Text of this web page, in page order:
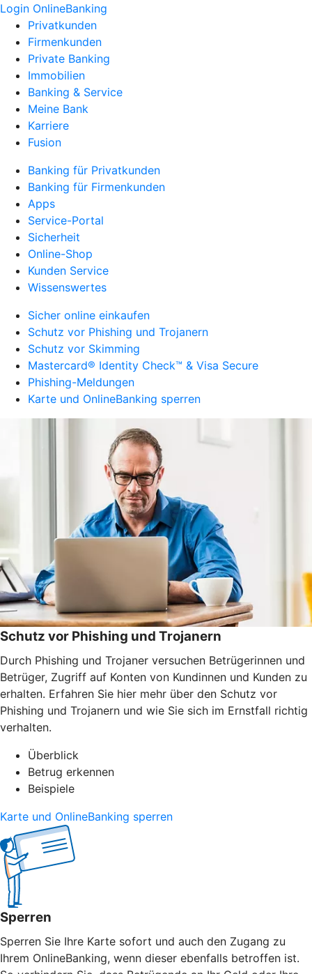
Login OnlineBanking
Privatkunden
Firmenkunden
Private Banking
Immobilien
Banking & Service
Meine Bank
Karriere
Fusion
Banking für Privatkunden
Banking für Firmenkunden
Apps
Service-Portal
Sicherheit
Online-Shop
Kunden Service
Wissenswertes
Sicher online einkaufen
Schutz vor Phishing und Trojanern
Schutz vor Skimming
Mastercard® Identity Check™ & Visa Secure
Phishing-Meldungen
Karte und OnlineBanking sperren
Schutz vor Phishing und Trojanern
Durch Phishing und Trojaner versuchen Betrügerinnen und
Betrüger, Zugriff auf Konten von Kundinnen und Kunden zu
erhalten. Erfahren Sie hier mehr über den Schutz vor
Phishing und Trojanern und wie Sie sich im Ernstfall richtig
verhalten.
Überblick
Betrug erkennen
Beispiele
Karte und OnlineBanking sperren
Sperren
Sperren Sie Ihre Karte sofort und auch den Zugang zu
Ihrem OnlineBanking, wenn dieser ebenfalls betroffen ist.